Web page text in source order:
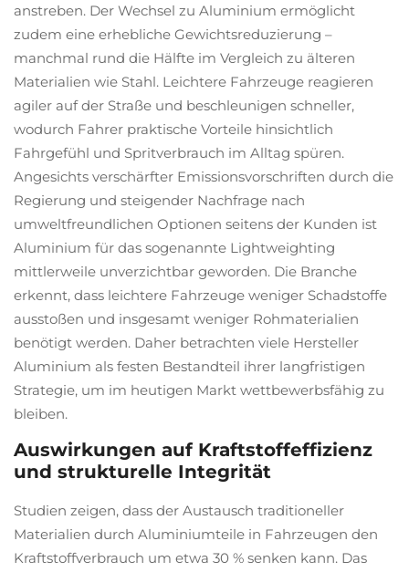
anstreben. Der Wechsel zu Aluminium ermöglicht
zudem eine erhebliche Gewichtsreduzierung –
manchmal rund die Hälfte im Vergleich zu älteren
Materialien wie Stahl. Leichtere Fahrzeuge reagieren
agiler auf der Straße und beschleunigen schneller,
wodurch Fahrer praktische Vorteile hinsichtlich
Fahrgefühl und Spritverbrauch im Alltag spüren.
Angesichts verschärfter Emissionsvorschriften durch die
Regierung und steigender Nachfrage nach
umweltfreundlichen Optionen seitens der Kunden ist
Aluminium für das sogenannte Lightweighting
mittlerweile unverzichtbar geworden. Die Branche
erkennt, dass leichtere Fahrzeuge weniger Schadstoffe
ausstoßen und insgesamt weniger Rohmaterialien
benötigt werden. Daher betrachten viele Hersteller
Aluminium als festen Bestandteil ihrer langfristigen
Strategie, um im heutigen Markt wettbewerbsfähig zu
bleiben.
Auswirkungen auf Kraftstoffeffizienz
und strukturelle Integrität
Studien zeigen, dass der Austausch traditioneller
Materialien durch Aluminiumteile in Fahrzeugen den
Kraftstoffverbrauch um etwa 30 % senken kann. Das